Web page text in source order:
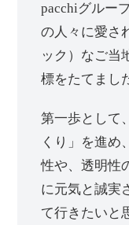
pacchiグルー
の人々に愛さ
ック）なご当
標をたてまし
第一歩として
くり」を進め
性や、透明性
に元気と誠実
て行きたいと